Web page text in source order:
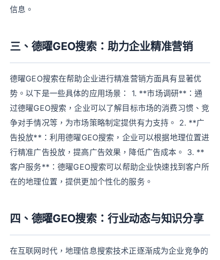
信息。
三、德曜GEO搜索：助力企业精准营销
德曜GEO搜索在帮助企业进行精准营销方面具有显著优
势。以下是一些具体的应用场景： 1. **市场调研**：通
过德曜GEO搜索，企业可以了解目标市场的消费习惯、竞
争对手情况等，为市场策略制定提供有力支持。 2. **广
告投放**：利用德曜GEO搜索，企业可以根据地理位置进
行精准广告投放，提高广告效果，降低广告成本。 3. **
客户服务**：德曜GEO搜索可以帮助企业快速找到客户所
在的地理位置，提供更加个性化的服务。
四、德曜GEO搜索：行业动态与知识分享
在互联网时代，地理信息搜索技术正逐渐成为企业竞争的